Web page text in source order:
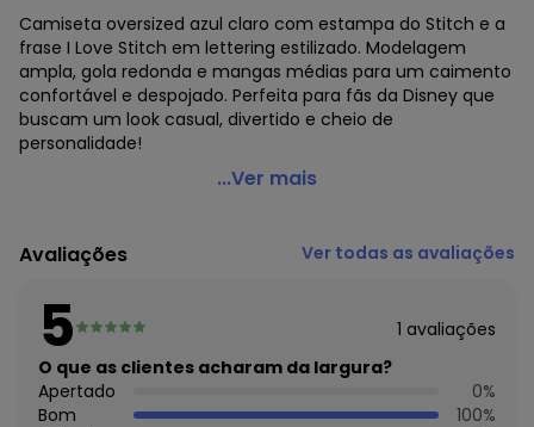
Camiseta oversized azul claro com estampa do Stitch e a
frase I Love Stitch em lettering estilizado. Modelagem
ampla, gola redonda e mangas médias para um caimento
confortável e despojado. Perfeita para fãs da Disney que
buscam um look casual, divertido e cheio de
personalidade!
Disney - Blusa Lilo & Stitch Azul
Modelagem: Ampla
Modelo: Oversized
Forro: Não
Cinto: Não acompanha
Decote frente: Redondo
Decote costas: Redondo
Tecido: Meia malha
...Ver mais
Avaliações Ver todas as avaliações
5 1 avaliações
O que as clientes acharam da largura?
Apertado
0%
Bom
100%